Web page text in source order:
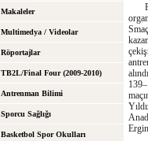
Makaleler
Multimedya / Videolar
Röportajlar
TB2L/Final Four (2009-2010)
Antrenman Bilimi
Sporcu Sağlığı
Basketbol Spor Okulları